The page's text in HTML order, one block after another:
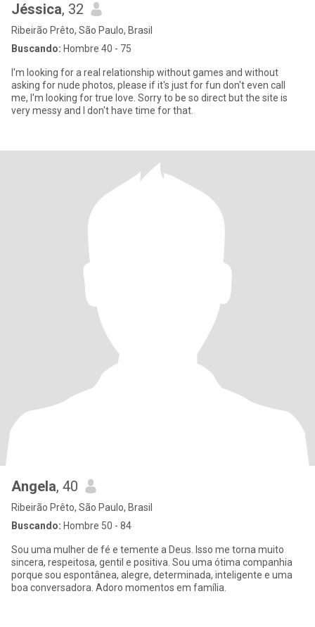
Jéssica, 32
Ribeirão Prêto, São Paulo, Brasil
Buscando: Hombre 40 - 75
I'm looking for a real relationship without games and without
asking for nude photos, please if it's just for fun don't even call
me, I'm looking for true love. Sorry to be so direct but the site is
very messy and I don't have time for that.
Angela, 40
Ribeirão Prêto, São Paulo, Brasil
Buscando: Hombre 50 - 84
Sou uma mulher de fé e temente a Deus. Isso me torna muito
sincera, respeitosa, gentil e positiva. Sou uma ótima companhia
porque sou espontânea, alegre, determinada, inteligente e uma
boa conversadora. Adoro momentos em família.